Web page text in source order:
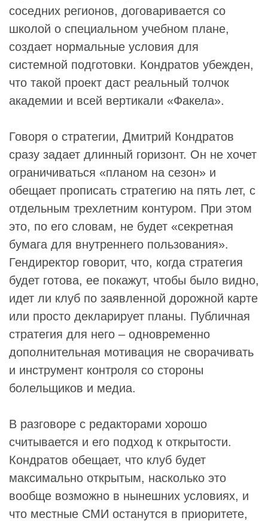
соседних регионов, договаривается со
школой о специальном учебном плане,
создает нормальные условия для
системной подготовки. Кондратов убежден,
что такой проект даст реальный толчок
академии и всей вертикали «Факела».
Говоря о стратегии, Дмитрий Кондратов
сразу задает длинный горизонт. Он не хочет
ограничиваться «планом на сезон» и
обещает прописать стратегию на пять лет, с
отдельным трехлетним контуром. При этом
это, по его словам, не будет «секретная
бумага для внутреннего пользования».
Гендиректор говорит, что, когда стратегия
будет готова, ее покажут, чтобы было видно,
идет ли клуб по заявленной дорожной карте
или просто декларирует планы. Публичная
стратегия для него – одновременно
дополнительная мотивация не сворачивать
и инструмент контроля со стороны
болельщиков и медиа.
В разговоре с редакторами хорошо
считывается и его подход к открытости.
Кондратов обещает, что клуб будет
максимально открытым, насколько это
вообще возможно в нынешних условиях, и
что местные СМИ останутся в приоритете,